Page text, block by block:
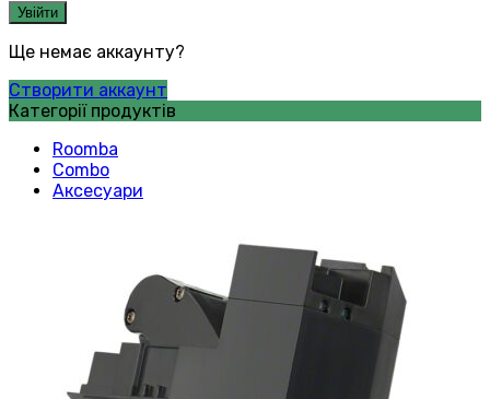
Увійти
Ще немає аккаунту?
Створити аккаунт
Категорії продуктів
Roomba
Combo
Аксесуари